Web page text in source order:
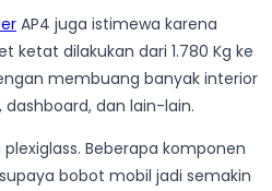
AP4 juga istimewa karena
ketat dilakukan dari 1.780 Kg ke
membuang banyak interior
dan lain-lain.
Beberapa komponen
bobot mobil jadi semakin